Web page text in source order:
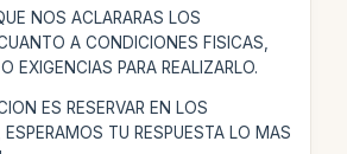
NOS ACLARARAS LOS
A CONDICIONES FISICAS,
EXIGENCIAS PARA REALIZARLO.
ES RESERVAR EN LOS
TU RESPUESTA LO MAS